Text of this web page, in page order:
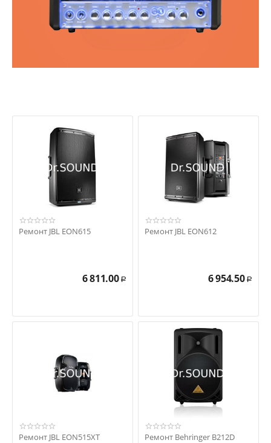
Ремонт JBL EON615
6 811.00 Р
Ремонт JBL EON612
6 954.50 Р
Ремонт JBL EON515XT Ремонт Behringer B212D